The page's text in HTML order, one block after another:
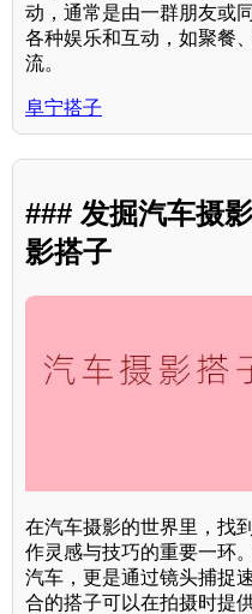
动，通常是由一群朋友或
各种娱乐和互动，如聚餐
流。
阜宁搭子
### 发掘汽车摄
影搭子
在汽车摄影的世界里，找
作灵感与技巧的重要一环
汽车，更是通过镜头捕捉
合的搭子可以在拍摄时提